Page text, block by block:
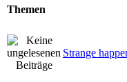
Themen
Strange